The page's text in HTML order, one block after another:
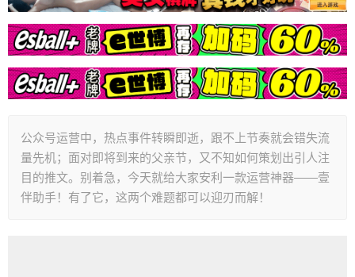
公众号运营中，热点事件转瞬即逝，跟不上节奏就会错失流
量先机；面对即将到来的父亲节，又不知如何策划出引人注
目的推文。别着急，今天就给大家安利一款运营神器——壹
伴助手！有了它，这两个难题都可以迎刃而解！